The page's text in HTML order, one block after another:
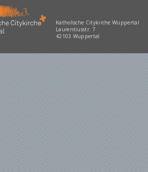
Katholische Citykirche Wuppertal
Laurentiusstr. 7
42103 Wuppertal